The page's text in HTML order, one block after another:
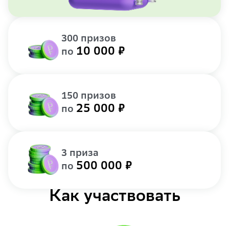
300 призов
по 10 000 ₽
150 призов
по 25 000 ₽
3 приза
по 500 000 ₽
Как участвовать